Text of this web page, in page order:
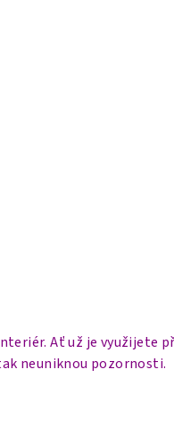
Ať už je využijete
neuniknou pozornosti.